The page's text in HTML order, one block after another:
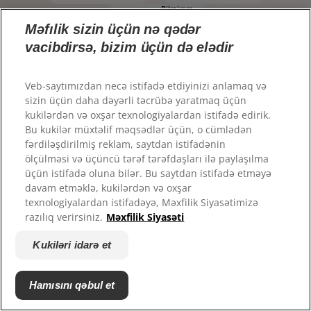
PEŞƏKARLAR ÜÇÜN
Bilmirəm
ColgateProfessional.ru
© 2026 Colgate-Palmolive Company. Bütün hüquqlar qorunur.
Məxfilik siyasəti
Kukiləri idarə et
Məfılik sizin üçün nə qədər
vacibdirsə, bizim üçün də elədir
Veb-saytımızdan necə istifadə etdiyinizi anlamaq və
sizin üçün daha dəyərli təcrübə yaratmaq üçün
kukilərdən və oxşar texnologiyalardan istifadə edirik.
Bu kukilər müxtəlif məqsədlər üçün, o cümlədən
fərdiləşdirilmiş reklam, saytdan istifadənin
ölçülməsi və üçüncü tərəf tərəfdaşları ilə paylaşılma
üçün istifadə oluna bilər. Bu saytdan istifadə etməyə
davam etməklə, kukilərdən və oxşar
texnologiyalardan istifadəyə, Məxfilik Siyasətimizə
razılıq verirsiniz. Məxfilik Siyasəti
Kukiləri idarə et
Hamısını qəbul et